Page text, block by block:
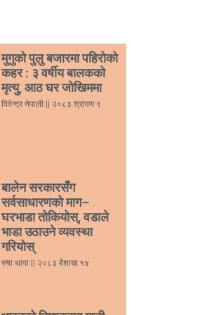
मुगुको पुलु बजारमा पहिरोको
कहर : ३ वर्षीय बालकको
मृत्यु, आठ घर जोखिममा
विवेन्द्र नेपाली २०८३ श्रावण ९
बालेन सरकारसँग
सर्वसाधारणको माग–
घरभाडा तोकियोस्, वडाले
भाडा उठाउने व्यवस्था
गरियोस्
रुषा थापा २०८३ बैशाख १४